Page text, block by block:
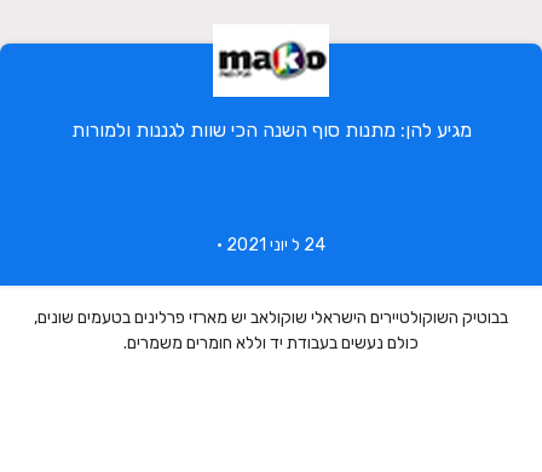
מגיע להן: מתנות סוף השנה הכי שוות לגננות ולמורות
24 ל יוני 2021 •
בבוטיק השוקולטיירים הישראלי שוקולאב יש מארזי פרלינים בטעמים שונים,
כולם נעשים בעבודת יד וללא חומרים משמרים.